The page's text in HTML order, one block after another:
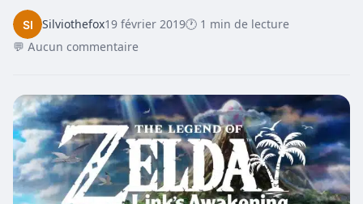
Silviothefox19 février 2019🕐 1 min de lecture
💬 Aucun commentaire